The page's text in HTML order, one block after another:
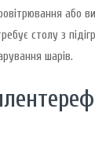
або
столу з
шарів.